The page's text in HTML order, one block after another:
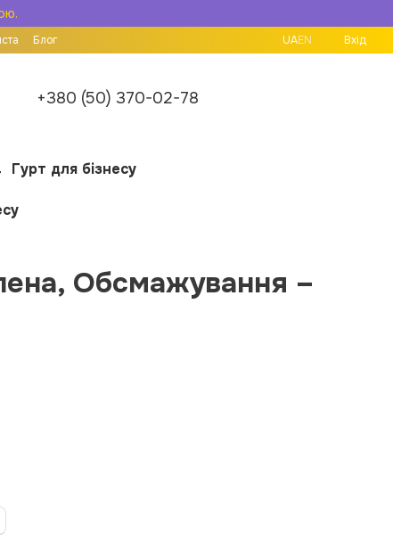
Блог
UAEN Вхід
+380 (50) 370-02-78
Гурт для бізнесу
Обсмажування –